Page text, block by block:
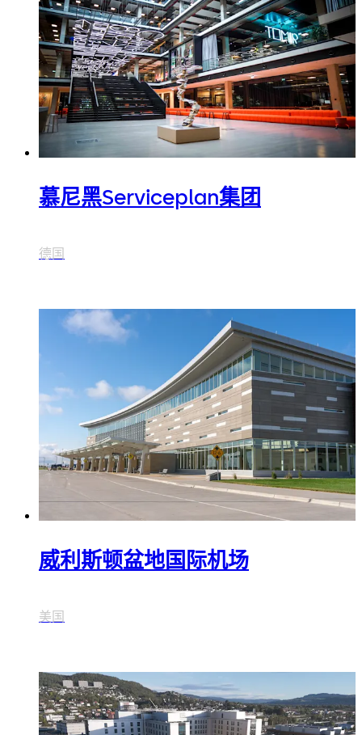
慕尼黑Serviceplan集团
德国
威利斯顿盆地国际机场
美国